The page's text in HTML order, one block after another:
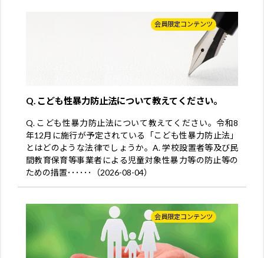
会員限定コンテンツ
Q. こども性暴力防止法について教えてください。
Q. こども性暴力防止法について教えてください。令和8
年12月に施行が予定されている「こども性暴力防止法」
とはどのような法律でしょうか。A. 学校設置者等及び民
間教育保育等事業者による児童対象性暴力等の防止等の
ための措置･･････（2026-08-04）
会員限定コンテンツ